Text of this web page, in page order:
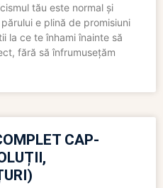
tău este normal și
e plină de promisiuni
la ce te înhami înainte să
fără să înfrumusețăm
CAP-